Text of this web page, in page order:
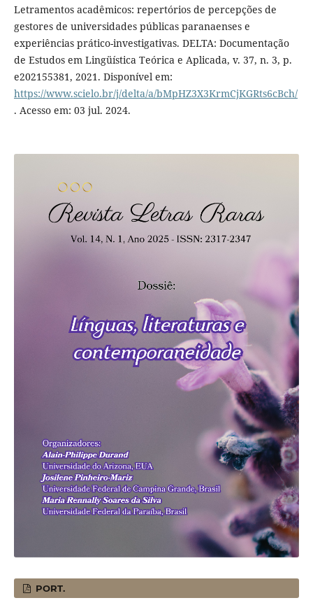
Letramentos acadêmicos: repertórios de percepções de
gestores de universidades públicas paranaenses e
experiências prático-investigativas. DELTA: Documentação
de Estudos em Lingüística Teórica e Aplicada, v. 37, n. 3, p.
e202155381, 2021. Disponível em:
https://www.scielo.br/j/delta/a/bMpHZ3X3KrmCjKGRts6cBch/
. Acesso em: 03 jul. 2024.
PORT.